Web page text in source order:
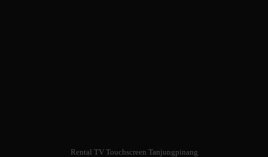
Rental TV Touchscreen Tanjungpinang